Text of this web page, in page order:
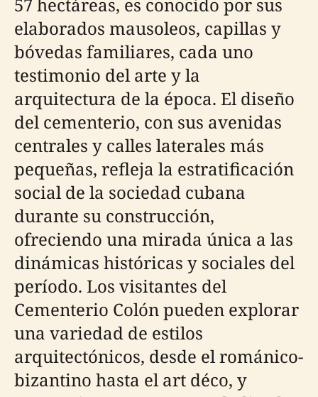
elaborados mausoleos, capillas y
bóvedas familiares, cada uno
testimonio del arte y la
arquitectura de la época. El diseño
del cementerio, con sus avenidas
centrales y calles laterales más
pequeñas, refleja la estratificación
social de la sociedad cubana
durante su construcción,
ofreciendo una mirada única a las
dinámicas históricas y sociales del
período. Los visitantes del
Cementerio Colón pueden explorar
una variedad de estilos
arquitectónicos, desde el románico-
bizantino hasta el art déco, y